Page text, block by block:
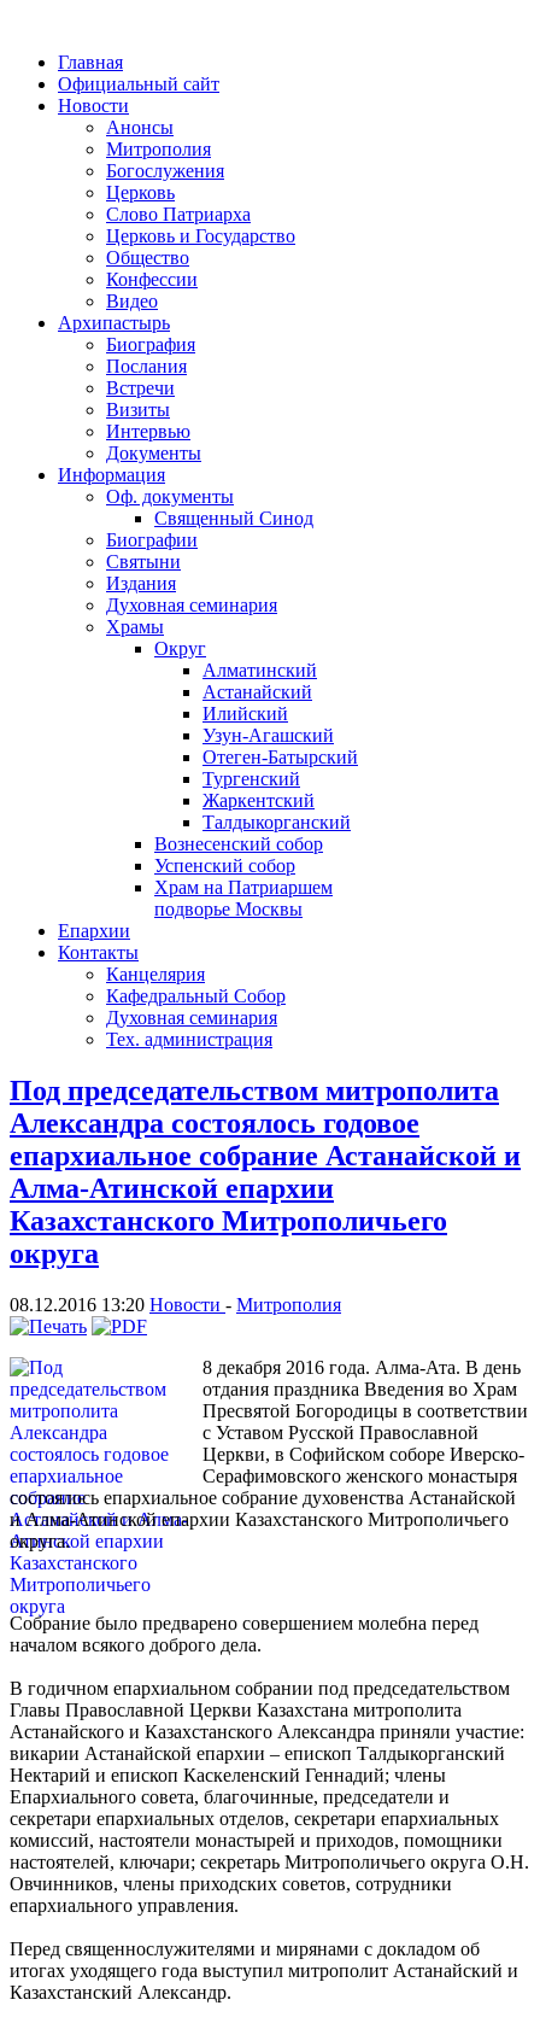
Главная
Официальный сайт
Новости
Анонсы
Митрополия
Богослужения
Церковь
Слово Патриарха
Церковь и Государство
Общество
Конфессии
Видео
Архипастырь
Биография
Послания
Встречи
Визиты
Интервью
Документы
Информация
Оф. документы
Священный Синод
Биографии
Святыни
Издания
Духовная семинария
Храмы
Округ
Алматинский
Астанайский
Илийский
Узун-Агашский
Отеген-Батырский
Тургенский
Жаркентский
Талдыкорганский
Вознесенский собор
Успенский собор
Храм на Патриаршем
подворье Москвы
Епархии
Контакты
Канцелярия
Кафедральный Собор
Духовная семинария
Тех. администрация
Под председательством митрополита
Александра состоялось годовое
епархиальное собрание Астанайской и
Алма-Атинской епархии
Казахстанского Митрополичьего
округа
08.12.2016 13:20 Новости - Митрополия
8 декабря 2016 года. Алма-Ата. В день
отдания праздника Введения во Храм
Пресвятой Богородицы в соответствии
с Уставом Русской Православной
Церкви, в Софийском соборе Иверско-
Серафимовского женского монастыря
состоялось епархиальное собрание духовенства Астанайской
и Алма-Атинской епархии Казахстанского Митрополичьего
округа.
Собрание было предварено совершением молебна перед
началом всякого доброго дела.
В годичном епархиальном собрании под председательством
Главы Православной Церкви Казахстана митрополита
Астанайского и Казахстанского Александра приняли участие:
викарии Астанайской епархии – епископ Талдыкорганский
Нектарий и епископ Каскеленский Геннадий; члены
Епархиального совета, благочинные, председатели и
секретари епархиальных отделов, секретари епархиальных
комиссий, настоятели монастырей и приходов, помощники
настоятелей, ключари; секретарь Митрополичьего округа О.Н.
Овчинников, члены приходских советов, сотрудники
епархиального управления.
Перед священнослужителями и мирянами с докладом об
итогах уходящего года выступил митрополит Астанайский и
Казахстанский Александр.